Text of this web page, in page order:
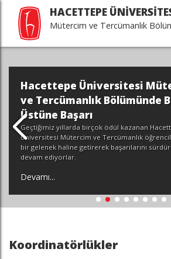
HACETTEPE
Mütercim ve Tercümanlık
Hacettepe Üniversitesi
ve Tercümanlık Bölümünde
Üstüne Başarı
Geçtiğimiz yıllarda birçok ödül kazanan
Üniversitesi Mütercim ve Tercümanlık
bir gelenek haline getirerek başarılarını
devam ediyorlar.
Devamı...
Koordinatörlükler